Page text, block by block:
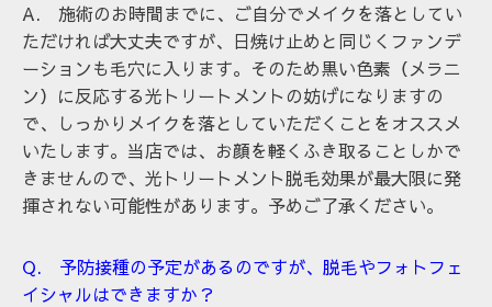
A. 施術のお時間までに、ご自分でメイクを落としてい
ただければ大丈夫ですが、日焼け止めと同じくファンデ
ーションも毛穴に入ります。そのため黒い色素（メラニ
ン）に反応する光トリートメントの妨げになりますの
で、しっかりメイクを落としていただくことをオススメ
いたします。当店では、お顔を軽くふき取ることしかで
きませんので、光トリートメント脱毛効果が最大限に発
揮されない可能性があります。予めご了承ください。
Q. 予防接種の予定があるのですが、脱毛やフォトフェ
イシャルはできますか？